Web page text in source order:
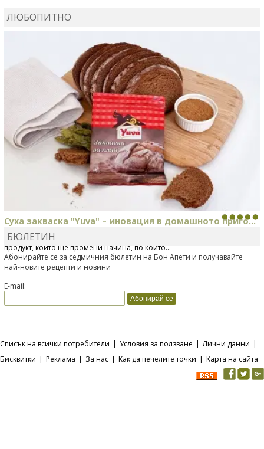
ЛЮБОПИТНО
Суха закваска "Yuva" – иновация в домашното приго...
Отскоро Лесафр България стартира предлагането на изцяло нов
продукт, който ще промени начина, по който...
БЮЛЕТИН
Абонирайте се за седмичния бюлетин на Бон Апети и получавайте
най-новите рецепти и новини
E-mail:
Списък на всички потребители | Условия за ползване | Лични данни |
Бисквитки | Реклама | За нас | Как да печелите точки | Карта на сайта